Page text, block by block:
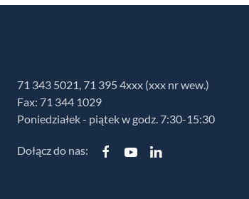
71 343 5021, 71 395 4xxx (xxx nr wew.)
Fax: 71 344 1029
Poniedziałek - piątek w godz. 7:30-15:30
Dołącz do nas: